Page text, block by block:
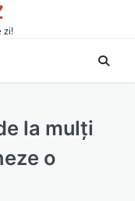
zi!
la mulți
o